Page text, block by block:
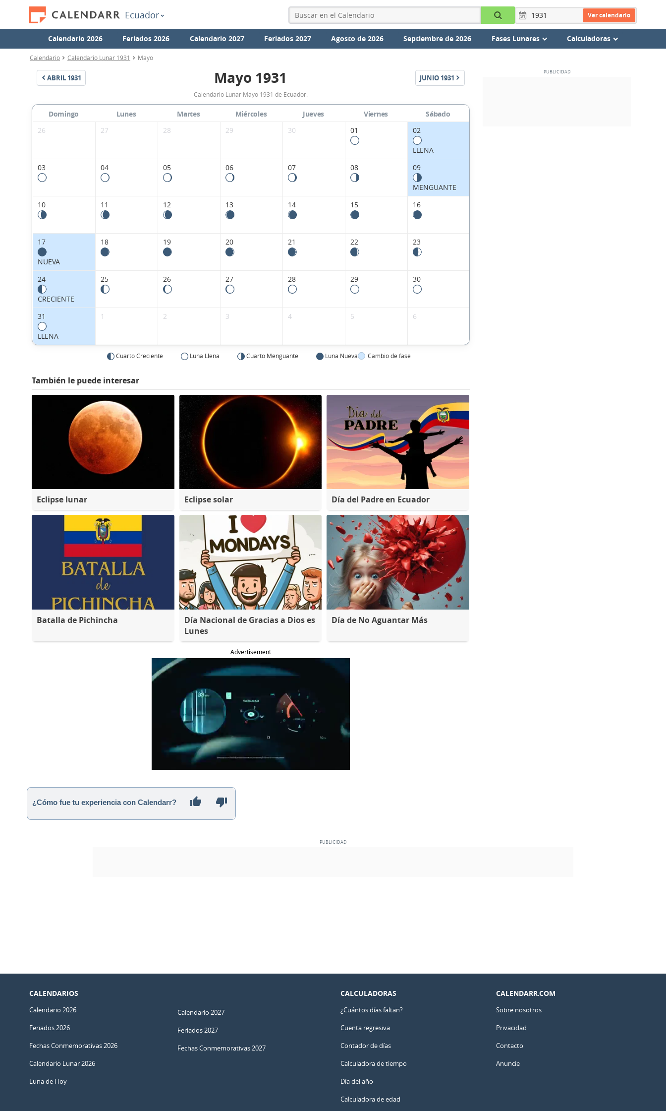
Ecuador Ver calendario
Calendario 2026 Feriados 2026 Calendario 2027 Feriados 2027 Agosto de 2026 Septiembre de 2026 Fases Lunares Calculadoras
Calendario Calendario Lunar 1931 Mayo
ABRIL 1931
Calendario
Lunar
Mayo
Ecuador.
Mayo 1931 JUNIO 1931
Calendario Lunar Mayo 1931 de Ecuador.
Domingo Lunes Martes Miércoles Jueves Viernes
Sábado
26
27 28 29 30 01 02
LLENA
03
04 05 06 07 08 09
MENGUANTE
10
11 12 13 14 15 16
17
NUEVA
18 19 20 21 22 23
24
CRECIENTE
25 26 27 28 29 30
31
LLENA
1 2 3 4 5 6
Cuarto Creciente Luna Llena Cuarto Menguante Luna Nueva Cambio de fase
También le puede interesar
Eclipse lunar Eclipse solar Día del Padre en Ecuador
Batalla de Pichincha
Día Nacional de Gracias a Dios es
Lunes
Día de No Aguantar Más
Advertisement
¿Cómo fue tu experiencia con Calendarr?
CALENDARIOS
Calendario 2026
Feriados 2026
Fechas Conmemorativas 2026
Calendario Lunar 2026
Luna de Hoy
Calendario 2027
Feriados 2027
Fechas Conmemorativas 2027
CALCULADORAS
¿Cuántos días faltan?
Cuenta regresiva
Contador de días
Calculadora de tiempo
Día del año
Calculadora de edad
CALENDARR.COM
Sobre nosotros
Privacidad
Contacto
Anuncie